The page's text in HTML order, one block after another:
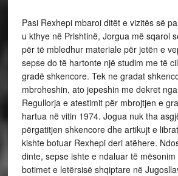
Pasi Rexhepi mbaroi ditët e vizitës së
u kthye në Prishtinë, Jorgua më sqaroi
për të mbledhur materiale për jetën e
sepse do të hartonte një studim me të
gradë shkencore. Tek ne gradat
mbroheshin, ato jepeshin me dekret
Regullorja e atestimit për mbrojtjen e
hartua në vitin 1974. Jogua nuk tha
përgatitjen shkencore dhe artikujt e
kishte botuar Rexhepi deri atëhere.
dinte, sepse ishte e ndaluar të
botimet e letërsisë shqiptare në